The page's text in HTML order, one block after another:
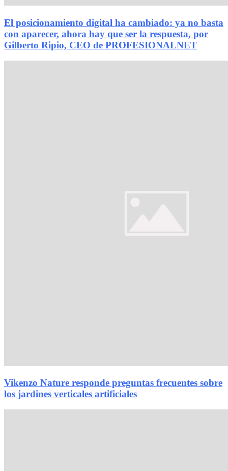
El posicionamiento digital ha cambiado: ya no basta
con aparecer, ahora hay que ser la respuesta, por
Gilberto Ripio, CEO de PROFESIONALNET
Vikenzo Nature responde preguntas frecuentes sobre
los jardines verticales artificiales